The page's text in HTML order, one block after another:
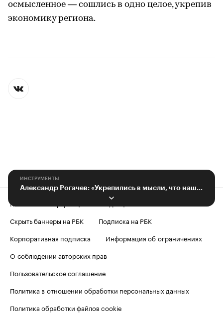
осмысленное — сошлись в одно целое, укрепив
экономику региона.
ИНСТРУМЕНТЫ
Контактная информация
Редакция
Скрыть баннеры на РБК
Подписка на РБК
Корпоративная подписка
Информация об ограничениях
О соблюдении авторских прав
Пользовательское соглашение
Политика в отношении обработки персональных данных
Политика обработки файлов cookie